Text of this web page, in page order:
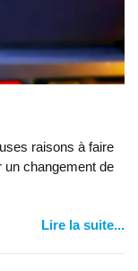
raisons à faire
un changement de
Lire la suite...